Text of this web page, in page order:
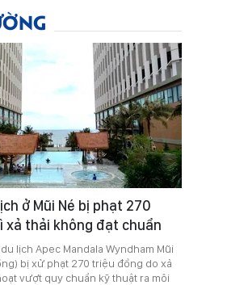
ở Mũi Né bị phạt 270
xả thải không đạt chuẩn
lịch Apec Mandala Wyndham Mũi
bị xử phạt 270 triệu đồng do xả
vượt quy chuẩn kỹ thuật ra môi